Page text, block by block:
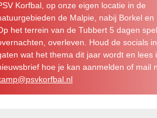
Korfbal, op onze eigen locatie in de
de Malpie, nabij Borkel en
het terrein van de Tubbert 5 dagen
overleven. Houd de socials
wat het thema dit jaar wordt en lees
hoe je kan aanmelden of mail